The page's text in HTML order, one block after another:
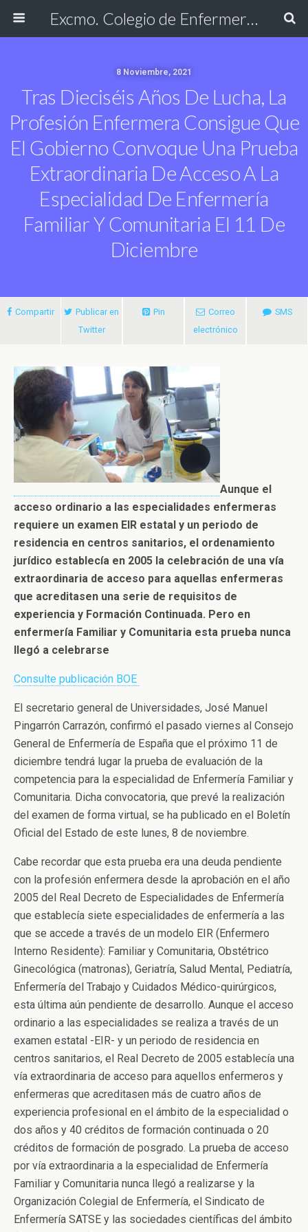
Excmo. Colegio de Enfermería de Cádiz
8 Noviembre, 2021
Tras Dieciséis Años De Lucha, La
Profesión Enfermera Consigue Que
El Gobierno Convoque Una Prueba
Extraordinaria De Acceso A La
Especialidad De Enfermería
Familiar Y Comunitaria El 11 De
Diciembre
Compartir
Publicar en
Twitter
Pin
Correo
electrónico
SMS
Aunque el
acceso ordinario a las especialidades enfermeras
requiere un examen EIR estatal y un periodo de
residencia en centros sanitarios, el ordenamiento
jurídico establecía en 2005 la celebración de una vía
extraordinaria de acceso para aquellas enfermeras
que acreditasen una serie de requisitos de
experiencia y Formación Continuada. Pero en
enfermería Familiar y Comunitaria esta prueba nunca
llegó a celebrarse
Consulte publicación BOE
El secretario general de Universidades, José Manuel
Pingarrón Carrazón, confirmó el pasado viernes al Consejo
General de Enfermería de España que el próximo 11 de
diciembre tendrá lugar la prueba de evaluación de la
competencia para la especialidad de Enfermería Familiar y
Comunitaria. Dicha convocatoria, que prevé la realización
del examen de forma virtual, se ha publicado en el Boletín
Oficial del Estado de este lunes, 8 de noviembre.
Cabe recordar que esta prueba era una deuda pendiente
con la profesión enfermera desde la aprobación en el año
2005 del Real Decreto de Especialidades de Enfermería
que establecía siete especialidades de enfermería a las
que se accede a través de un modelo EIR (Enfermero
Interno Residente): Familiar y Comunitaria, Obstétrico
Ginecológica (matronas), Geriatría, Salud Mental, Pediatría,
Enfermería del Trabajo y Cuidados Médico-quirúrgicos,
esta última aún pendiente de desarrollo. Aunque el acceso
ordinario a las especialidades se realiza a través de un
examen estatal -EIR- y un periodo de residencia en
centros sanitarios, el Real Decreto de 2005 establecía una
vía extraordinaria de acceso para aquellos enfermeros y
enfermeras que acreditasen más de cuatro años de
experiencia profesional en el ámbito de la especialidad o
dos años y 40 créditos de formación continuada o 20
créditos de formación de posgrado. La prueba de acceso
por vía extraordinaria a la especialidad de Enfermería
Familiar y Comunitaria nunca llegó a realizarse y la
Organización Colegial de Enfermería, el Sindicato de
Enfermería SATSE y las sociedades científicas del ámbito